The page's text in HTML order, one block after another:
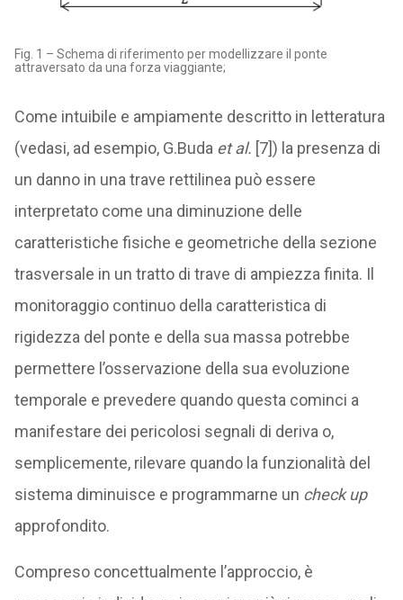
Fig. 1 – Schema di riferimento per modellizzare il ponte
attraversato da una forza viaggiante;
Come intuibile e ampiamente descritto in letteratura
(vedasi, ad esempio, G.Buda et al. [7]) la presenza di
un danno in una trave rettilinea può essere
interpretato come una diminuzione delle
caratteristiche fisiche e geometriche della sezione
trasversale in un tratto di trave di ampiezza finita. Il
monitoraggio continuo della caratteristica di
rigidezza del ponte e della sua massa potrebbe
permettere l’osservazione della sua evoluzione
temporale e prevedere quando questa cominci a
manifestare dei pericolosi segnali di deriva o,
semplicemente, rilevare quando la funzionalità del
sistema diminuisce e programmarne un check up
approfondito.
Compreso concettualmente l’approccio, è